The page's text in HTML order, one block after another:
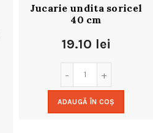
Jucarie undita soricel
40 cm
19.10 lei
ADAUGĂ ÎN COȘ